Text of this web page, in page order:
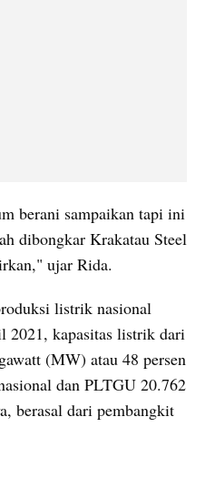
berani sampaikan tapi ini
dibongkar Krakatau Steel
ujar Rida.
listrik nasional
2021, kapasitas listrik dari
(MW) atau 48 persen
dan PLTGU 20.762
berasal dari pembangkit